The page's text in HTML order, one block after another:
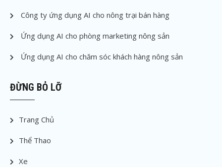
Công ty ứng dụng AI cho nông trại bán hàng
Ứng dụng AI cho phòng marketing nông sản
Ứng dụng AI cho chăm sóc khách hàng nông sản
ĐỪNG BỎ LỠ
Trang Chủ
Thể Thao
Xe